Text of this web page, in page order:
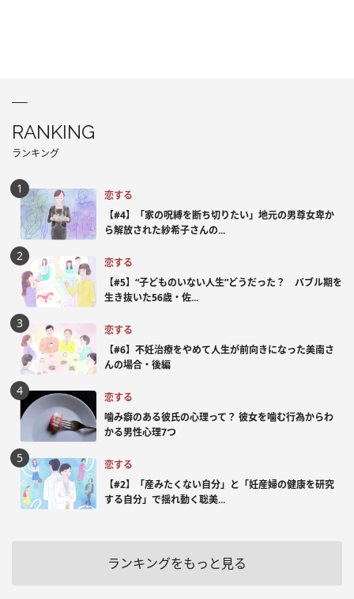
RANKING
ランキング
恋する
【#4】「家の呪縛を断ち切りたい」地元の男尊女卑か
ら解放された紗希子さんの...
恋する
【#5】“子どものいない人生”どうだった？ バブル期を
生き抜いた56歳・佐...
恋する
【#6】不妊治療をやめて人生が前向きになった美南さ
んの場合・後編
恋する
噛み癖のある彼氏の心理って？ 彼女を噛む行為からわ
かる男性心理7つ
恋する
【#2】「産みたくない自分」と「妊産婦の健康を研究
する自分」で揺れ動く聡美...
ランキングをもっと見る